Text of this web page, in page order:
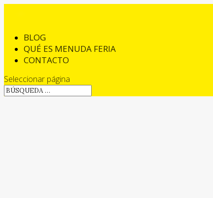
BLOG
QUÉ ES MENUDA FERIA
CONTACTO
Seleccionar página